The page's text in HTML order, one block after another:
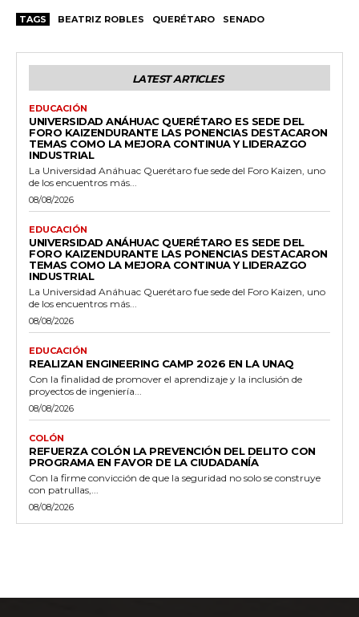
TAGS BEATRIZ ROBLES QUERÉTARO SENADO
LATEST ARTICLES
EDUCACIÓN
UNIVERSIDAD ANÁHUAC QUERÉTARO ES SEDE DEL
FORO KAIZENDURANTE LAS PONENCIAS DESTACARON
TEMAS COMO LA MEJORA CONTINUA Y LIDERAZGO
INDUSTRIAL
La Universidad Anáhuac Querétaro fue sede del Foro Kaizen, uno
de los encuentros más...
08/08/2026
EDUCACIÓN
UNIVERSIDAD ANÁHUAC QUERÉTARO ES SEDE DEL
FORO KAIZENDURANTE LAS PONENCIAS DESTACARON
TEMAS COMO LA MEJORA CONTINUA Y LIDERAZGO
INDUSTRIAL
La Universidad Anáhuac Querétaro fue sede del Foro Kaizen, uno
de los encuentros más...
08/08/2026
EDUCACIÓN
REALIZAN ENGINEERING CAMP 2026 EN LA UNAQ
Con la finalidad de promover el aprendizaje y la inclusión de
proyectos de ingeniería...
08/08/2026
COLÓN
REFUERZA COLÓN LA PREVENCIÓN DEL DELITO CON
PROGRAMA EN FAVOR DE LA CIUDADANÍA
Con la firme convicción de que la seguridad no solo se construye
con patrullas,...
08/08/2026